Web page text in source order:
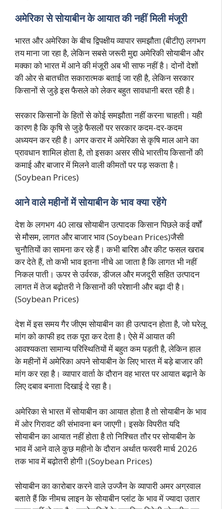
अमेरिका से सोयाबीन के आयात की नहीं मिली मंजूरी
भारत और अमेरिका के बीच द्विपक्षीय व्यापार समझौता (बीटीए) लगभग
तय माना जा रहा है, लेकिन सबसे जरूरी मुद्दा अमेरिकी सोयाबीन और
मक्का को भारत में आने की मंजूरी अब भी साफ नहीं है। दोनों देशों
की ओर से बातचीत सकारात्मक बताई जा रही है, लेकिन सरकार
किसानों से जुड़े इस फैसले को लेकर बहुत सावधानी बरत रही है।
सरकार किसानों के हितों से कोई समझौता नहीं करना चाहती। यही
कारण है कि कृषि से जुड़े फैसलों पर सरकार कदम-दर-कदम
अध्ययन कर रही है। अगर करार में अमेरिका से कृषि माल आने का
प्रावधान शामिल होता है, तो इसका असर सीधे भारतीय किसानों की
कमाई और बाजार में मिलने वाली कीमतों पर पड़ सकता है।
(Soybean Prices)
आने वाले महीनों में सोयाबीन के भाव क्या रहेंगे
देश के लगभग 40 लाख सोयाबीन उत्पादक किसान पिछले कई वर्षों
से मौसम, लागत और बाजार भाव (Soybean Prices)जैसी
चुनौतियों का सामना कर रहे हैं। कभी बारिश और कीट फसल खराब
कर देते हैं, तो कभी भाव इतना नीचे आ जाता है कि लागत भी नहीं
निकल पाती। ऊपर से उर्वरक, डीजल और मजदूरी सहित उत्पादन
लागत में तेज बढ़ोतरी ने किसानों की परेशानी और बढ़ा दी है।
(Soybean Prices)
देश में इस समय गैर जीएम सोयाबीन का ही उत्पादन होता है, जो घरेलू
मांग को काफी हद तक पूरा कर देता है। ऐसे में आयात की
आवश्यकता सामान्य परिस्थितियों में बहुत कम पड़ती है, लेकिन हाल
के महीनों में अमेरिका अपने सोयाबीन के लिए भारत में बड़े बाजार की
मांग कर रहा है। व्यापार वार्ता के दौरान वह भारत पर आयात बढ़ाने के
लिए दबाव बनाता दिखाई दे रहा है।
अमेरिका से भारत में सोयाबीन का आयात होता है तो सोयाबीन के भाव
में ओर गिरावट की संभावना बन जाएगी। इसके विपरीत यदि
सोयाबीन का आयात नहीं होता है तो निश्चित तौर पर सोयाबीन के
भाव में आने वाले कुछ महीनो के दौरान अर्थात फरवरी मार्च 2026
तक भाव में बढ़ोतरी होगी।(Soybean Prices)
सोयाबीन का कारोबार करने वाले उज्जैन के व्यापारी अमर अग्रवाल
बताते हैं कि नीमच लाइन के सोयाबीन प्लांट के भाव में ज्यादा उतार